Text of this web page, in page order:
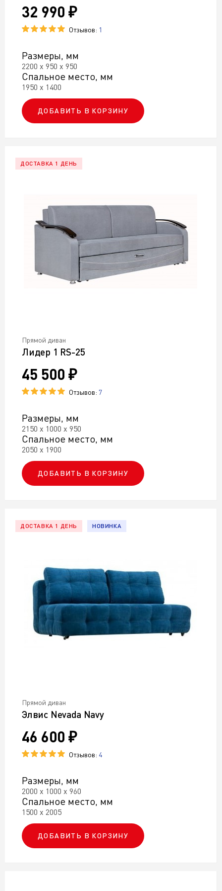
С пружинным блоком
Шенилл Рогожка
С бельевым ящиком В детскую
С мягкими подлокотниками
32 990 ₽
Отзывов: 1
Размеры, мм
2200 х 950 х 950
Спальное место, мм
1950 х 1400
ДОБАВИТЬ В КОРЗИНУ
Прямой диван
Лидер 1 RS-25
45 500 ₽
Отзывов: 7
Размеры, мм
2150 х 1000 х 950
Спальное место, мм
2050 х 1900
ДОБАВИТЬ В КОРЗИНУ
ДОСТАВКА 1 ДЕНЬ
Прямой диван
Элвис Nevada Navy
46 600 ₽
Отзывов: 4
Размеры, мм
2000 х 1000 х 960
Спальное место, мм
1500 х 2005
ДОБАВИТЬ В КОРЗИНУ
ДОСТАВКА 1 ДЕНЬ НОВИНКА